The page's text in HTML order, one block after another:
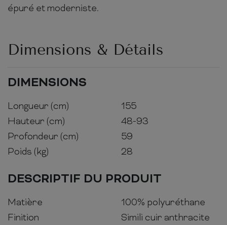
épuré et moderniste.
Dimensions & Détails
DIMENSIONS
Longueur (cm)
155
Hauteur (cm)
48-93
Profondeur (cm)
59
Poids (kg)
28
DESCRIPTIF DU PRODUIT
Matière
100% polyuréthane
Finition
Simili cuir anthracite